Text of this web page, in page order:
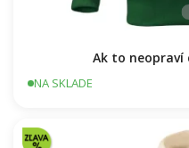
NA SKLADE